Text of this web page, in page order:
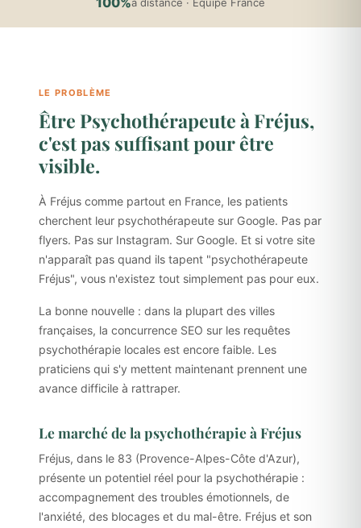
LE PROBLÈME
Être Psychothérapeute à Fréjus,
c'est pas suffisant pour être
visible.
À Fréjus comme partout en France, les patients
cherchent leur psychothérapeute sur Google. Pas par
flyers. Pas sur Instagram. Sur Google. Et si votre site
n'apparaît pas quand ils tapent "psychothérapeute
Fréjus", vous n'existez tout simplement pas pour eux.
La bonne nouvelle : dans la plupart des villes
françaises, la concurrence SEO sur les requêtes
psychothérapie locales est encore faible. Les
praticiens qui s'y mettent maintenant prennent une
avance difficile à rattraper.
Le marché de la psychothérapie à Fréjus
Fréjus, dans le 83 (Provence-Alpes-Côte d'Azur),
présente un potentiel réel pour la psychothérapie :
accompagnement des troubles émotionnels, de
l'anxiété, des blocages et du mal-être. Fréjus et son